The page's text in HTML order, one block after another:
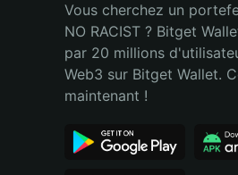
Português (Brasil)
Español (Argentina)
Vous cherchez un
NO RACIST ? Bitget
par 20 millions
Web3 sur Bitget Wallet.
maintenant !